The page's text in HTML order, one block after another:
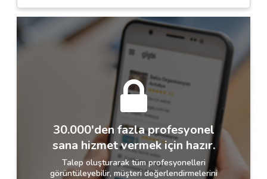
30.000'den fazla profesyonel
sana hizmet vermek için hazır.
Talep oluşturarak tüm profesyonelleri
görüntüleyebilir, müşteri değerlendirmelerini